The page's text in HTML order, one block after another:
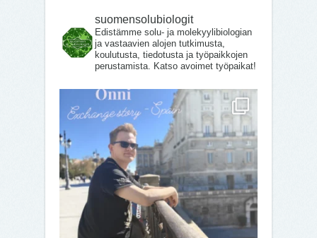
suomensolubiologit
Edistämme solu- ja molekyylibiologian
ja vastaavien alojen tutkimusta,
koulutusta, tiedotusta ja työpaikkojen
perustamista. Katso avoimet työpaikat!